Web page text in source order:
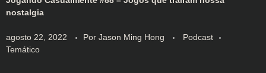
nostalgia
agosto 22, 2022 Por Jason Ming Hong
Podcast
Temático